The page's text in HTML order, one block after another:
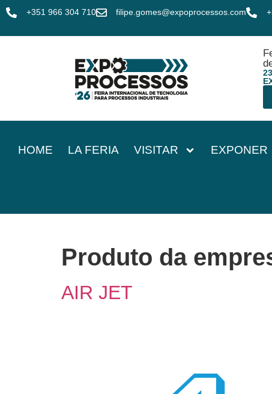
+351 966 304 710 filipe.gomes@expoprocessos.com
HOME LA FERIA VISITAR EXPONER
Produto da
AIR JET